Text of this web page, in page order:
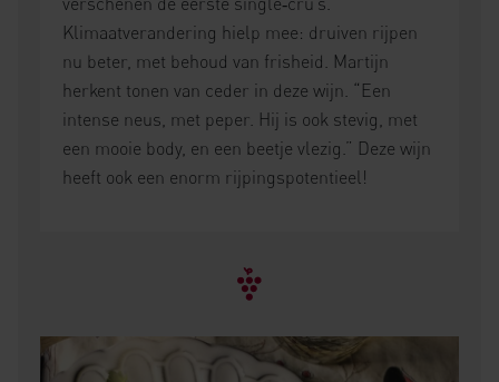
Klimaatverandering hielp mee: druiven rijpen
nu beter, met behoud van frisheid. Martijn
herkent tonen van ceder in deze wijn. “Een
intense neus, met peper. Hij is ook stevig, met
een mooie body, en een beetje vlezig.” Deze wijn
heeft ook een enorm rijpingspotentieel!